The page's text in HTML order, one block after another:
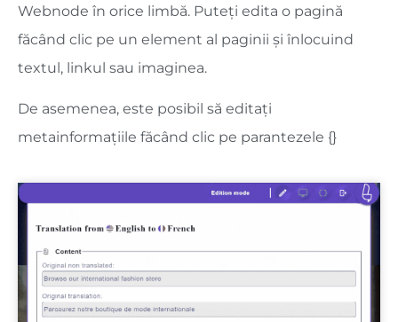
Webnode în orice limbă. Puteți edita o pagină
făcând clic pe un element al paginii și înlocuind
textul, linkul sau imaginea.
De asemenea, este posibil să editați
metainformațiile făcând clic pe parantezele {}